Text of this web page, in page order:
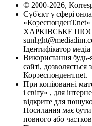
© 2000-2026,
Суб'єкт у сфері
ХАРКІВСЬКЕ ШОСЕ,
Ідентифікатор
Використання будь-
сайті,
Корреспондент.net.
При копіюванні
і світу» , для
відкрите для
Посилання має бути
повного або